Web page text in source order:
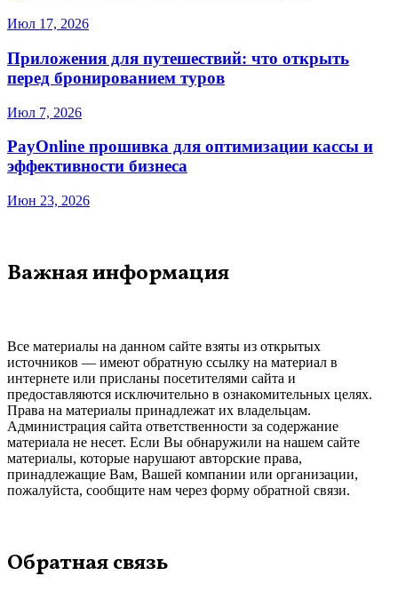
Июл 17, 2026
Приложения для путешествий: что открыть
перед бронированием туров
Июл 7, 2026
PayOnline прошивка для оптимизации кассы и
эффективности бизнеса
Июн 23, 2026
Важная информация
Все материалы на данном сайте взяты из открытых
источников — имеют обратную ссылку на материал в
интернете или присланы посетителями сайта и
предоставляются исключительно в ознакомительных целях.
Права на материалы принадлежат их владельцам.
Администрация сайта ответственности за содержание
материала не несет. Если Вы обнаружили на нашем сайте
материалы, которые нарушают авторские права,
принадлежащие Вам, Вашей компании или организации,
пожалуйста, сообщите нам через форму обратной связи.
Обратная связь